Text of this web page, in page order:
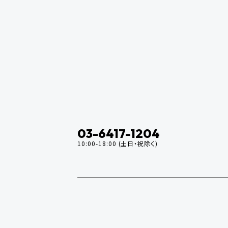
03-6417-1204
10:00-18:00 (土日・祝除く)